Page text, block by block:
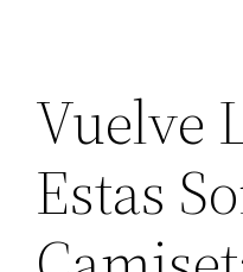
Vuelve
Estas